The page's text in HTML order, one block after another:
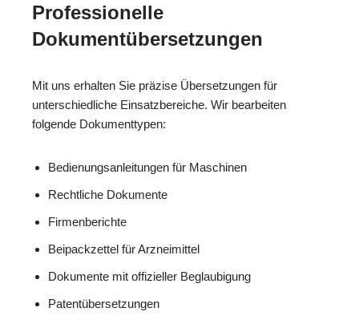
Professionelle
Dokumentübersetzungen
Mit uns erhalten Sie präzise Übersetzungen für
unterschiedliche Einsatzbereiche. Wir bearbeiten
folgende Dokumenttypen:
Bedienungsanleitungen für Maschinen
Rechtliche Dokumente
Firmenberichte
Beipackzettel für Arzneimittel
Dokumente mit offizieller Beglaubigung
Patentübersetzungen